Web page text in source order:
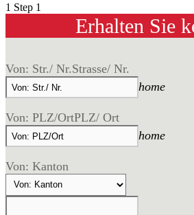
1 Step 1
Erhalten Sie
Von: Str./ Nr.Strasse/ Nr.
home
Von: PLZ/OrtPLZ/ Ort
home
Von: Kanton